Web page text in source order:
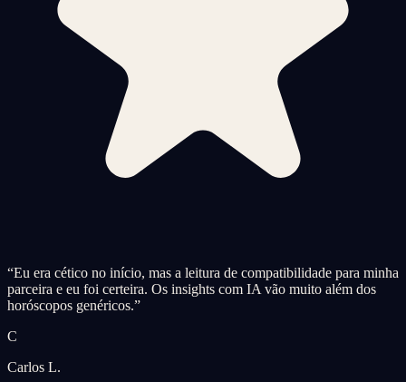
“Eu era cético no início, mas a leitura de compatibilidade para minha
parceira e eu foi certeira. Os insights com IA vão muito além dos
horóscopos genéricos.”
C
Carlos L.